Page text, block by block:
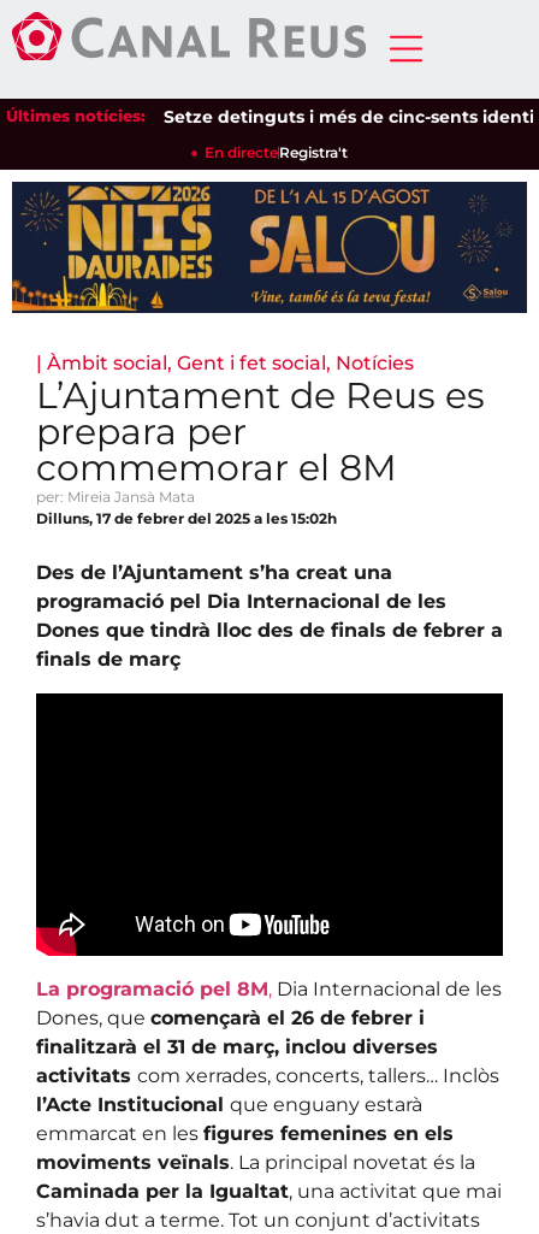
Últimes notícies:Setze detinguts i més de cinc-sents
En directeRegistra't
| Àmbit social, Gent i fet social, Notícies
L’Ajuntament de Reus es
prepara per
commemorar el 8M
per: Mireia Jansà Mata
Dilluns, 17 de febrer del 2025 a les 15:02h
Des de l’Ajuntament s’ha creat una
programació pel Dia Internacional de les
Dones que tindrà lloc des de finals de febrer a
finals de març
La programació pel 8M, Dia Internacional de les
Dones, que començarà el 26 de febrer i
finalitzarà el 31 de març, inclou diverses
activitats com xerrades, concerts, tallers… Inclòs
l’Acte Institucional que enguany estarà
emmarcat en les figures femenines en els
moviments veïnals. La principal novetat és la
Caminada per la Igualtat, una activitat que mai
s’havia dut a terme. Tot un conjunt d’activitats